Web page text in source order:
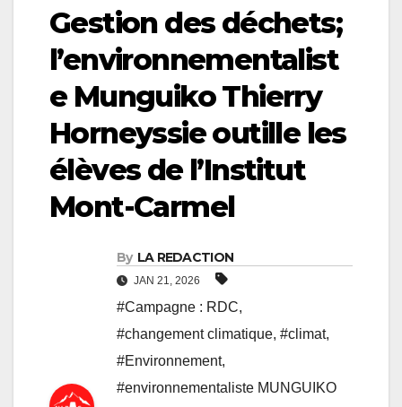
Gestion des déchets;
l’environnementalist
e Munguiko Thierry
Horneyssie outille les
élèves de l’Institut
Mont-Carmel
By LA REDACTION
JAN 21, 2026
#Campagne : RDC,
#changement climatique, #climat,
#Environnement,
#environnementaliste MUNGUIKO